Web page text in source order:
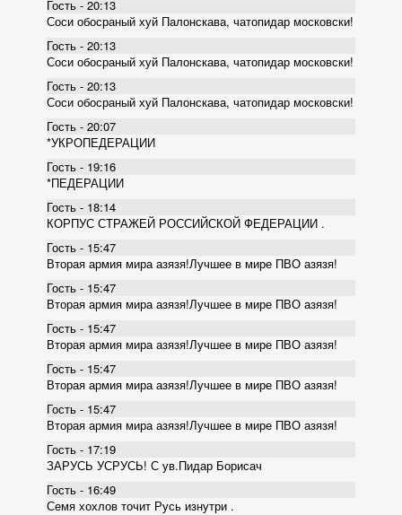
Гость - 20:13
Соси обосраный хуй Палонскава, чатопидар московски!
Гость - 20:13
Соси обосраный хуй Палонскава, чатопидар московски!
Гость - 20:13
Соси обосраный хуй Палонскава, чатопидар московски!
Гость - 20:07
*УКРОПЕДЕРАЦИИ
Гость - 19:16
*ПЕДЕРАЦИИ
Гость - 18:14
КОРПУС СТРАЖЕЙ РОССИЙСКОЙ ФЕДЕРАЦИИ .
Гость - 15:47
Вторая армия мира азязя!Лучшее в мире ПВО азязя!
Гость - 15:47
Вторая армия мира азязя!Лучшее в мире ПВО азязя!
Гость - 15:47
Вторая армия мира азязя!Лучшее в мире ПВО азязя!
Гость - 15:47
Вторая армия мира азязя!Лучшее в мире ПВО азязя!
Гость - 15:47
Вторая армия мира азязя!Лучшее в мире ПВО азязя!
Гость - 17:19
ЗАРУСЬ УСРУСЬ! С ув.Пидар Борисач
Гость - 16:49
Семя хохлов точит Русь изнутри .